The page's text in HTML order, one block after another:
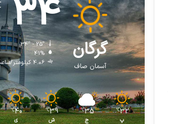
گرگان
آسمان صاف
34
34º - 25º
41%
4.06 کیلومتر/ساعت
32
℃
پ
35
℃
ج
39
℃
ش
40
℃
ی